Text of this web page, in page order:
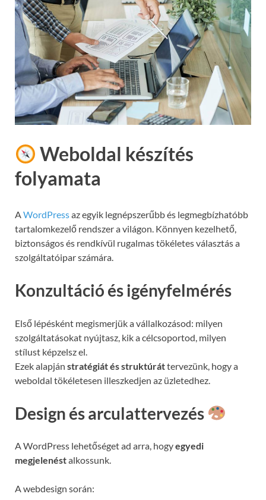
Weboldal készítés
folyamata
AWordPressaz egyik legnépszerűbb és legmegbízhatóbb
tartalomkezelő rendszer a világon. Könnyen kezelhető,
biztonságos és rendkívül rugalmas tökéletes választás a
szolgáltatóipar számára.
Konzultáció és igényfelmérés
Első lépésként megismerjük a vállalkozásod: milyen
szolgáltatásokat nyújtasz, kik a célcsoportod, milyen
stílust képzelsz el.
Ezek alapján stratégiát és struktúráttervezünk, hogy a
weboldal tökéletesen illeszkedjen az üzletedhez.
Design és arculattervezés
A WordPress lehetőséget ad arra, hogyegyedi
megjelenéstalkossunk.
A webdesign során: